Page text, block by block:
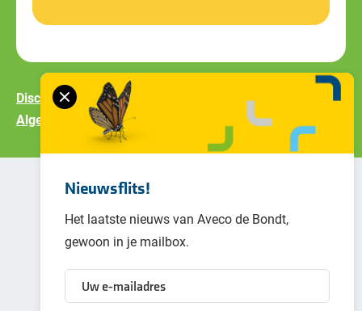
Nieuwsflits!
Het laatste nieuws van Aveco de Bondt,
gewoon in je mailbox.
Disclaimer Privacy policy
Cookiebeleid
Algemene voorwaarden